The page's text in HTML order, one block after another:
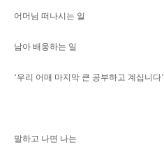
어머님 떠나시는 일
남아 배웅하는 일
‘우리 어매 마지막 큰 공부하고 계십니다’
말하고 나면 나는